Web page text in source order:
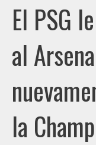
El PSG
al
la